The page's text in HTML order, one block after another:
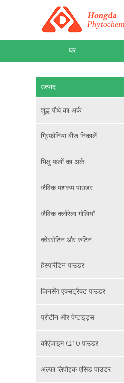
घर
उत्पाद
शुद्ध पौधे का अर्क
ग्रिफ़ोनिया बीज निकालें
भिक्षु फलों का अर्क
जैविक मशरूम पाउडर
जैविक क्लोरेला गोलियाँ
क्वेरसेटिन और रुटिन
हेस्परिडिन पाउडर
जिनसेंग एक्सट्रैक्ट पाउडर
प्रोटीन और पेप्टाइड्स
कोएंजाइम Q10 पाउडर
अल्फा लिपोइक एसिड पाउडर